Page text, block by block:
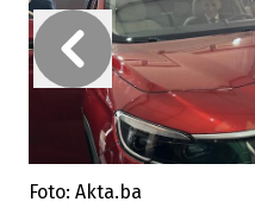
Foto: Akta.ba